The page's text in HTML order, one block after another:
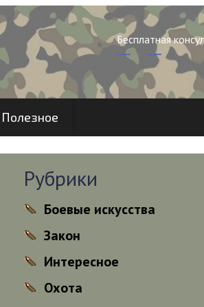
Бесплатная
Полезное
Рубрики
Боевые искусства
Закон
Интересное
Охота